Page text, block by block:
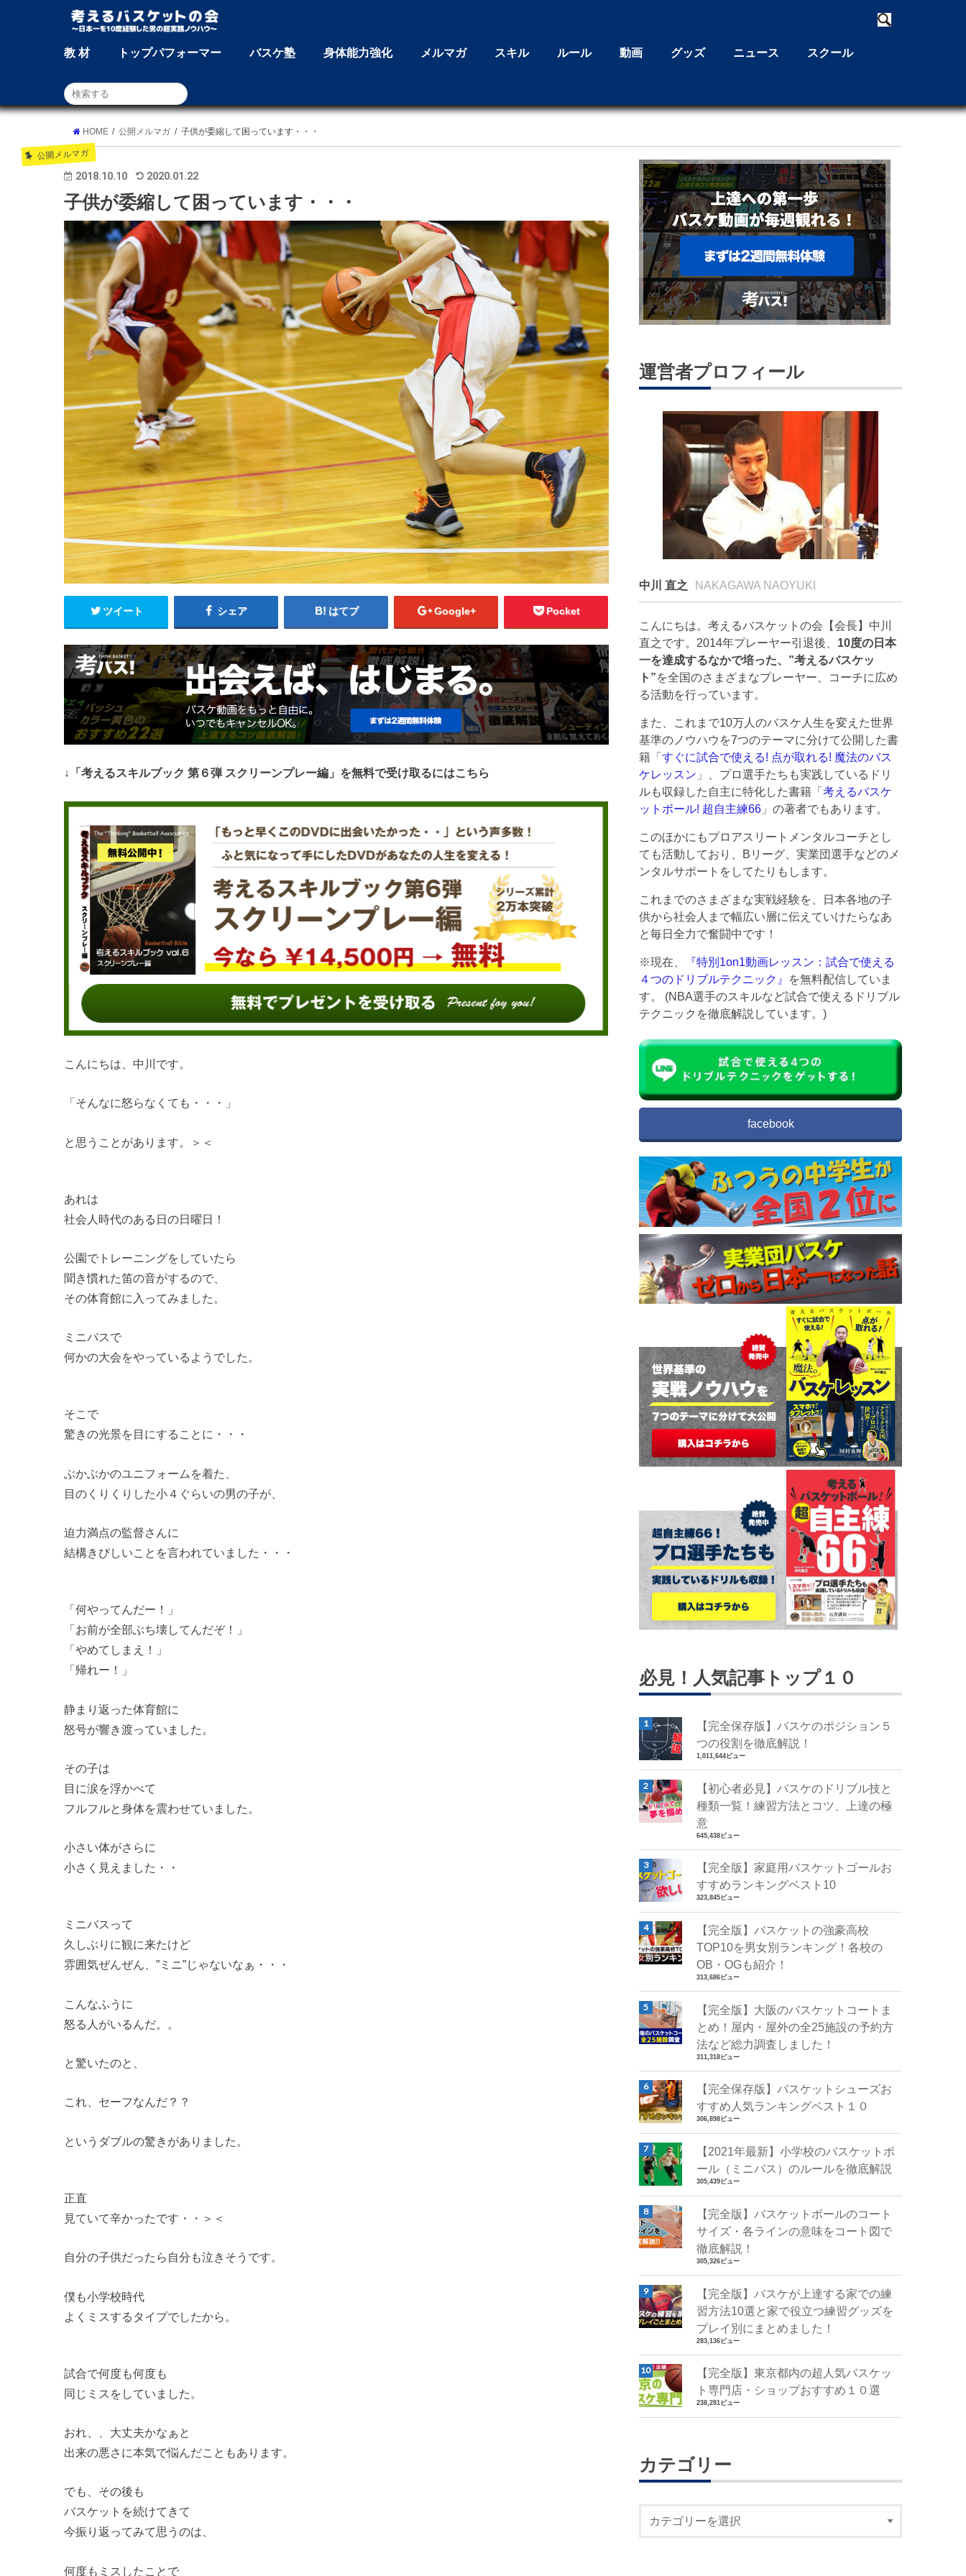
教 材 トップパフォーマー バスケ塾 身体能力強化 メルマガ スキル ルール 動画 グッズ ニュース スクール
HOME 公開メルマガ 子供が委縮して困っています・・・
公開メルマガ
2018.10.10 2020.01.22
子供が委縮して困っています・・・
ツイート シェア はてブ Google+ Pocket
↓「考えるスキルブック 第６弾 スクリーンプレー編」を無料で受け取るにはこちら
こんにちは、中川です。
「そんなに怒らなくても・・・」
と思うことがあります。＞＜
あれは
社会人時代のある日の日曜日！
公園でトレーニングをしていたら
聞き慣れた笛の音がするので、
その体育館に入ってみました。
ミニバスで
何かの大会をやっているようでした。
そこで
驚きの光景を目にすることに・・・
ぶかぶかのユニフォームを着た、
目のくりくりした小４ぐらいの男の子が、
迫力満点の監督さんに
結構きびしいことを言われていました・・・
「何やってんだー！」
「お前が全部ぶち壊してんだぞ！」
「やめてしまえ！」
「帰れー！」
静まり返った体育館に
怒号が響き渡っていました。
その子は
目に涙を浮かべて
フルフルと身体を震わせていました。
小さい体がさらに
小さく見えました・・
ミニバスって
久しぶりに観に来たけど
雰囲気ぜんぜん、”ミニ”じゃないなぁ・・・
こんなふうに
怒る人がいるんだ。。
と驚いたのと、
これ、セーフなんだ？？
というダブルの驚きがありました。
正直
見ていて辛かったです・・＞＜
自分の子供だったら自分も泣きそうです。
僕も小学校時代
よくミスするタイプでしたから。
試合で何度も何度も
同じミスをしていました。
おれ、、大丈夫かなぁと
出来の悪さに本気で悩んだこともあります。
でも、その後も
バスケットを続けてきて
今振り返ってみて思うのは、
何度もミスしたことで
運営者プロフィール
中川 直之 NAKAGAWA NAOYUKI
こんにちは。考えるバスケットの会【会長】中川
直之です。2014年プレーヤー引退後、 10度の日本
一を達成するなかで培った、”考えるバスケッ
ト”を全国のさまざまなプレーヤー、コーチに広め
る活動を行っています。
また、これまで10万人のバスケ人生を変えた世界
基準のノウハウを7つのテーマに分けて公開した書
籍「すぐに試合で使える! 点が取れる! 魔法のバス
ケレッスン 」、プロ選手たちも実践しているドリ
ルも収録した自主に特化した書籍「考えるバスケ
ットボール! 超自主練66 」の著者でもあります。
このほかにもプロアスリートメンタルコーチとし
ても活動しており、Bリーグ、実業団選手などのメ
ンタルサポートをしてたりもします。
これまでのさまざまな実戦経験を、日本各地の子
供から社会人まで幅広い層に伝えていけたらなあ
と毎日全力で奮闘中です！
※現在、
『特別1on1動画レッスン：試合で使える
４つのドリブルテクニック』
を無料配信していま
す。 (NBA選手のスキルなど試合で使えるドリブル
テクニックを徹底解説しています。)
facebook
必見！人気記事トップ１０
【完全保存版】バスケのポジション５
つの役割を徹底解説！
1,011,644ビュー
【初心者必見】バスケのドリブル技と
種類一覧！練習方法とコツ、上達の極
意
645,438ビュー
【完全版】家庭用バスケットゴールお
すすめランキングベスト10
323,845ビュー
【完全版】バスケットの強豪高校
TOP10を男女別ランキング！各校の
OB・OGも紹介！
313,686ビュー
【完全版】大阪のバスケットコートま
とめ！屋内・屋外の全25施設の予約方
法など総力調査しました！
311,318ビュー
【完全保存版】バスケットシューズお
すすめ人気ランキングベスト１０
306,898ビュー
【2021年最新】小学校のバスケットボ
ール（ミニバス）のルールを徹底解説
305,439ビュー
【完全版】バスケットボールのコート
サイズ・各ラインの意味をコート図で
徹底解説！
305,326ビュー
【完全版】バスケが上達する家での練
習方法10選と家で役立つ練習グッズを
プレイ別にまとめました！
283,136ビュー
【完全版】東京都内の超人気バスケッ
ト専門店・ショップおすすめ１０選
238,281ビュー
カテゴリー